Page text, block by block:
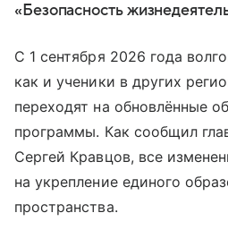
«Безопасность
С 1 сентября 2026 года
как и ученики в других
переходят на обновлённые
программы. Как сообщил
Сергей Кравцов, все
на укрепление единого
пространства.